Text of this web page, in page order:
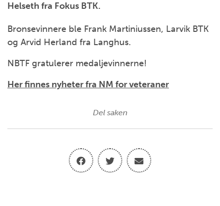
Helseth fra Fokus BTK.
Bronsevinnere ble Frank Martiniussen, Larvik BTK
og Arvid Herland fra Langhus.
NBTF gratulerer medaljevinnerne!
Her finnes nyheter fra NM for veteraner
Del saken